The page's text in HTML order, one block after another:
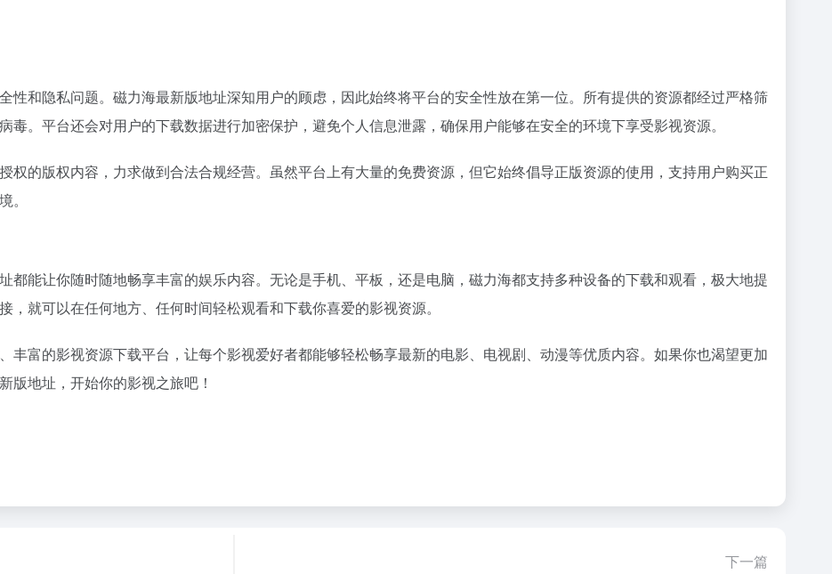
性和隐私问题。磁力海最新版地址深知用户的顾虑，因此始终将平台的安全性放在第一位。所有提供的资源都经过严格筛
。平台还会对用户的下载数据进行加密保护，避免个人信息泄露，确保用户能够在安全的环境下享受影视资源。
权的版权内容，力求做到合法合规经营。虽然平台上有大量的免费资源，但它始终倡导正版资源的使用，支持用户购买正
。
都能让你随时随地畅享丰富的娱乐内容。无论是手机、平板，还是电脑，磁力海都支持多种设备的下载和观看，极大地提
就可以在任何地方、任何时间轻松观看和下载你喜爱的影视资源。
丰富的影视资源下载平台，让每个影视爱好者都能够轻松畅享最新的电影、电视剧、动漫等优质内容。如果你也渴望更加
版地址，开始你的影视之旅吧！
下一篇